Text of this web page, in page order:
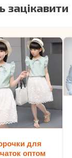
для
оптом